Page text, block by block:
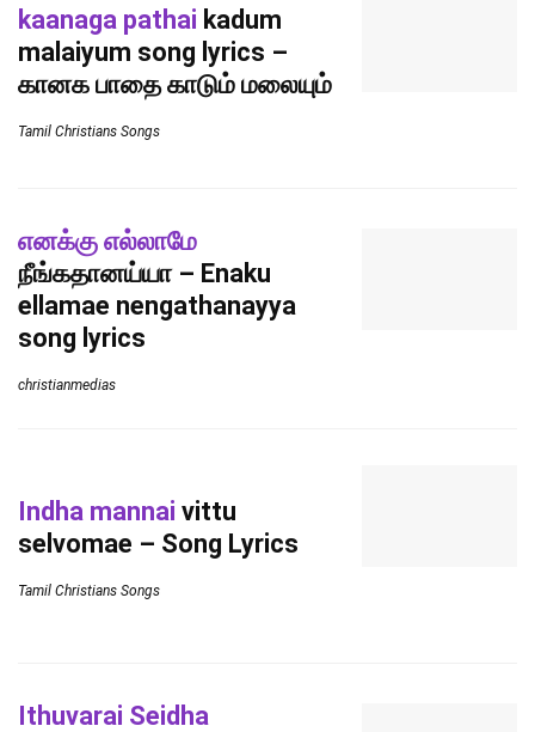
kaanaga pathai kadum
malaiyum song lyrics –
கானக பாதை காடும் மலையும்
Tamil Christians Songs
எனக்கு எல்லாமே
நீங்கதானய்யா – Enaku
ellamae nengathanayya
song lyrics
christianmedias
Indha mannai vittu
selvomae – Song Lyrics
Tamil Christians Songs
Ithuvarai Seidha